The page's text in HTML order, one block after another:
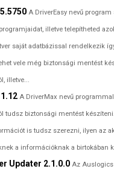
A DriverEasy nevű program
illetve telepítheted
saját adatbázissal rendelkezik
vele még biztonsági mentést
illetve...
A DriverMax nevű
tudsz biztonsági mentést
is tudsz szerezni, ilyen az
a információknak a birtokában
Updater 2.1.0.0 Az Auslogics